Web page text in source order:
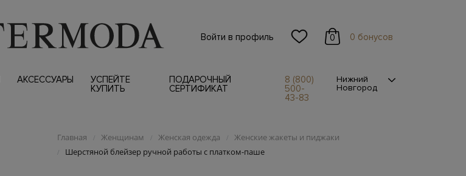
Войти в профиль 0 0 бонусов
АКСЕССУАРЫ
УСПЕЙТЕ
КУПИТЬ
ПОДАРОЧНЫЙ
СЕРТИФИКАТ
8 (800)
500-
43-83
Нижний
Новгород
Главная / Женщинам / Женская одежда / Женские жакеты и пиджаки
/ Шерстяной блейзер ручной работы с платком-паше